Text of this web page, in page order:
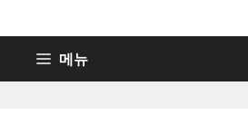
텐
로
메뉴